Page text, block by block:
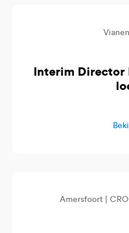
Interim Director
Amersfoort |